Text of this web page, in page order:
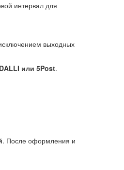
интервал для
выходных
или 5Post.
. После оформления и